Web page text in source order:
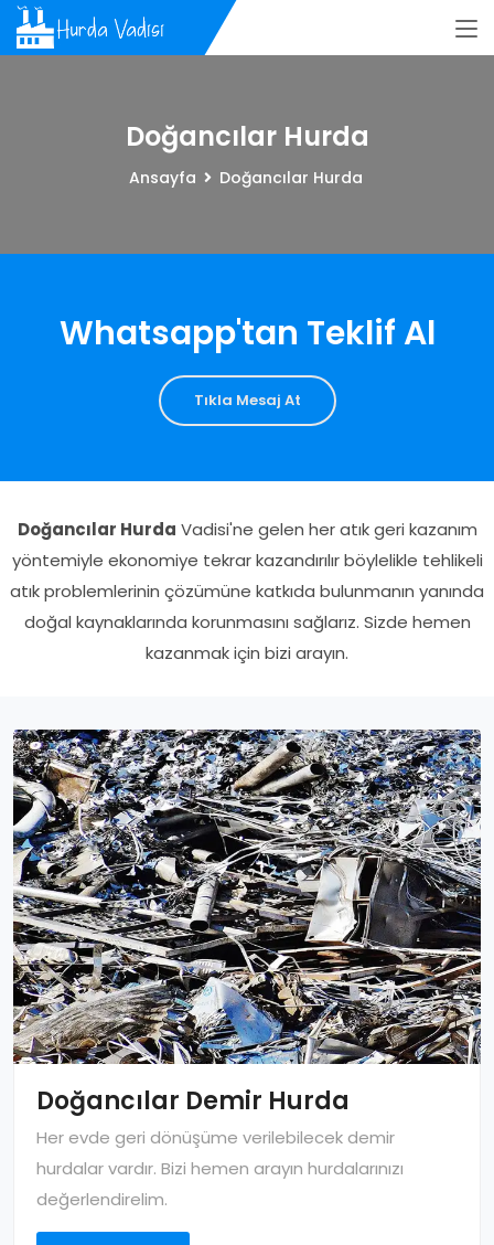
Doğancılar Hurda
Ansayfa Doğancılar Hurda
Whatsapp'tan Teklif Al
Tıkla Mesaj At
Doğancılar Hurda Vadisi'ne gelen her atık geri kazanım
yöntemiyle ekonomiye tekrar kazandırılır böylelikle tehlikeli
atık problemlerinin çözümüne katkıda bulunmanın yanında
doğal kaynaklarında korunmasını sağlarız. Sizde hemen
kazanmak için bizi arayın.
Doğancılar Demir Hurda
Her evde geri dönüşüme verilebilecek demir
hurdalar vardır. Bizi hemen arayın hurdalarınızı
değerlendirelim.